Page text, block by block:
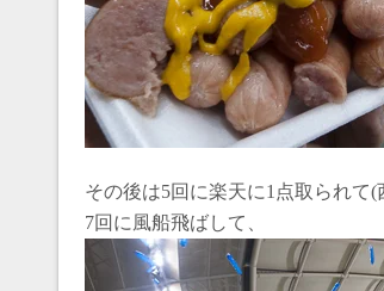
その後は5回に楽天に1点取られて(
7回に風船飛ばして、